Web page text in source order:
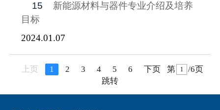
15
新能源材料与器件专业介绍及培养
目标
2024.01.07
上页 1 2 3 4 5 6 下页 第
/6页
跳转